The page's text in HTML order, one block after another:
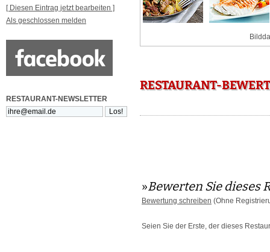
[ Diesen Eintrag jetzt bearbeiten ]
Als geschlossen melden
RESTAURANT-NEWSLETTER
RESTAURANT-
»Bewerten Sie dieses
Bewertung schreiben (Ohne
Seien Sie der Erste, der dieses